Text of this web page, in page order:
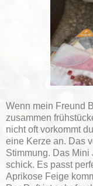
Wenn mein Freund
zusammen
nicht oft vorkommt
eine Kerze an. Das
Stimmung. Das Mini
schick. Es passt
Aprikose Feige